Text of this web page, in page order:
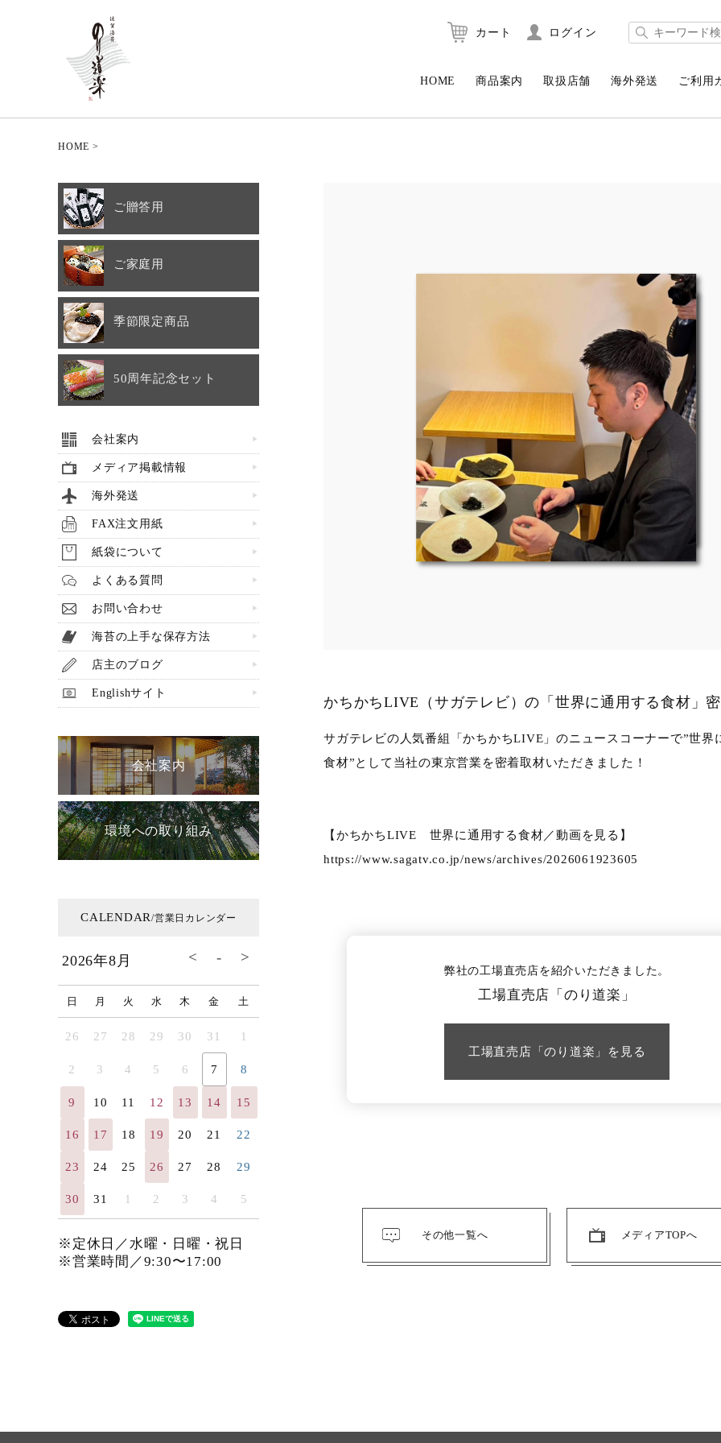
カート ログイン
HOME 商品案内 取扱店舗 海外発送 ご利用
HOME
かちかちLIVE（サガテレビ）の「世界に通用する食材」密
サガテレビの人気番組「かちかちLIVE」のニュースコーナーで”世界
食材”として当社の東京営業を密着取材いただきました！
【かちかちLIVE 世界に通用する食材／動画を見る】
https://www.sagatv.co.jp/news/archives/2026061923605
弊社の工場直売店を紹介いただきました。
工場直売店「のり道楽」
工場直売店「のり道楽」を見る
その他一覧へ メディアTOPへ
ご贈答用
ご家庭用
季節限定商品
50周年記念セット
会社案内
メディア掲載情報
海外発送
FAX注文用紙
紙袋について
よくある質問
お問い合わせ
海苔の上手な保存方法
店主のブログ
Englishサイト
会社案内
環境への取り組み
CALENDAR/営業日カレンダー
2026年8月
日 月 火 水 木 金 土
26 27 28 29 30 31 1
2 3 4 5 6 7 8
9 10 11 12 13 14 15
16 17 18 19 20 21 22
23 24 25 26 27 28 29
30 31 1 2 3 4 5
※定休日／水曜・日曜・祝日
※営業時間／9:30〜17:00